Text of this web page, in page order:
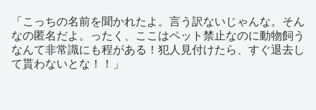
「こっちの名前を聞かれたよ。言う訳ないじゃんな。そん
なの匿名だよ。ったく、ここはペット禁止なのに動物飼う
なんて非常識にも程がある！犯人見付けたら、すぐ退去し
て貰わないとな！！」